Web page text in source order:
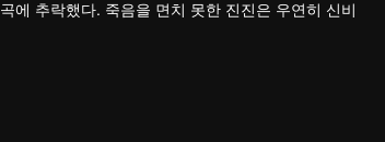
에 추락했다. 죽음을 면치 못한 진진은 우연히 신비
는 큰 임무를 짊어지고, 다시 한번 무도길을 밟았